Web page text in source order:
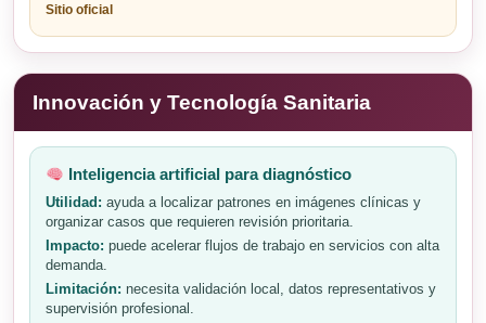
Sitio oficial
Innovación y Tecnología Sanitaria
Inteligencia artificial para diagnóstico
Utilidad: ayuda a localizar patrones en imágenes clínicas y
organizar casos que requieren revisión prioritaria.
Impacto: puede acelerar flujos de trabajo en servicios con alta
demanda.
Limitación: necesita validación local, datos representativos y
supervisión profesional.